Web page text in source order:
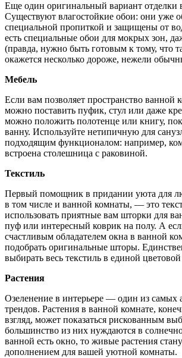
Еще один оригинальный вариант
Существуют влагостойкие обои: они уже
специальной пропиткой и защищены от
есть специальные обои для мокрых зон,
(правда, нужно быть готовым к тому, что
окажется несколько дороже, нежели
Мебель
Если вам позволяет пространство ванной
можно поставить пуфик, стул или даже
можно положить полотенце или книгу,
ванну. Используйте нетипичную для
подходящим функционалом: например,
встроена столешница с раковиной.
Текстиль
Первый помощник в придании уюта для
в том числе и ванной комнаты, — это
использовать приятные вам шторки для
пуф или интересный коврик на полу. А
счастливым обладателем окна в ванной
подобрать оригинальные шторы.
выбирать весь текстиль в единой
Растения
Озеленение в интерьере — один из самых
трендов. Растения в ванной комнате,
взгляд, может показаться рискованным
большинство из них нуждаются в
ванной есть окно, то живые растения
дополнением для вашей уютной комнаты.